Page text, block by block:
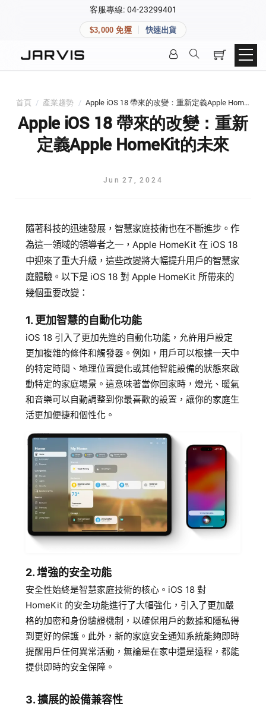
客服專線: 04-23299401
$3,000 免運 快速出貨
首頁 / 產業趨勢 / Apple iOS 18 帶來的改變：重新定義Apple HomeKit的未來
Apple iOS 18 帶來的改變：重新
定義Apple HomeKit的未來
Jun 27 2024
隨著科技的迅速發展，智慧家庭技術也在不斷進步。作
為這一領域的領導者之一，Apple HomeKit 在 iOS 18
中迎來了重大升級，這些改變將大幅提升用戶的智慧家
庭體驗。以下是 iOS 18 對 Apple HomeKit 所帶來的
幾個重要改變：
1. 更加智慧的自動化功能
iOS 18 引入了更加先進的自動化功能，允許用戶設定
更加複雜的條件和觸發器。例如，用戶可以根據一天中
的特定時間、地理位置變化或其他智能設備的狀態來啟
動特定的家庭場景。這意味著當你回家時，燈光、暖氣
和音樂可以自動調整到你最喜歡的設置，讓你的家庭生
活更加便捷和個性化。
2. 增強的安全功能
安全性始終是智慧家庭技術的核心。iOS 18 對
HomeKit 的安全功能進行了大幅強化，引入了更加嚴
格的加密和身份驗證機制，以確保用戶的數據和隱私得
到更好的保護。此外，新的家庭安全通知系統能夠即時
提醒用戶任何異常活動，無論是在家中還是遠程，都能
提供即時的安全保障。
3. 擴展的設備兼容性
快速連結
Matter 智慧家庭
精品家電
登入後可查看訂單、會員資料與收藏清單。
密碼
登入會員
快速連結
追蹤我的訂單
會員資料管理
查看我的最愛
加入 JARVIS VIP